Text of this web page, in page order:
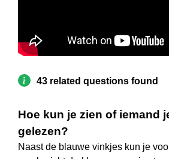
43 related questions found
Hoe kun je zien of iemand
gelezen?
Naast de blauwe vinkjes kun je